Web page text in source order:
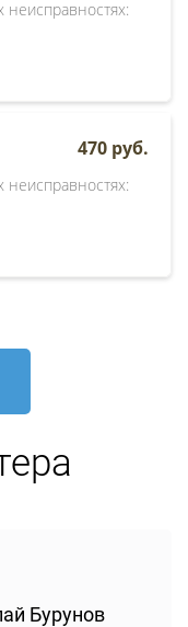
неисправностях:
неисправностях:
470 руб.
Бурунов